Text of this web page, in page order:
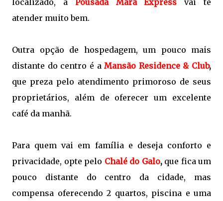
atender muito bem.
Outra opção de hospedagem, um pouco mais
distante do centro é aMansão Residence & Club,
que preza pelo atendimento primoroso de seus
proprietários, além de oferecer um excelente
café da manhã.
Para quem vai em família e deseja conforto e
privacidade, opte pelo Chalé do Galo,que fica um
pouco distante do centro da cidade, mas
compensa oferecendo 2 quartos, piscina e uma